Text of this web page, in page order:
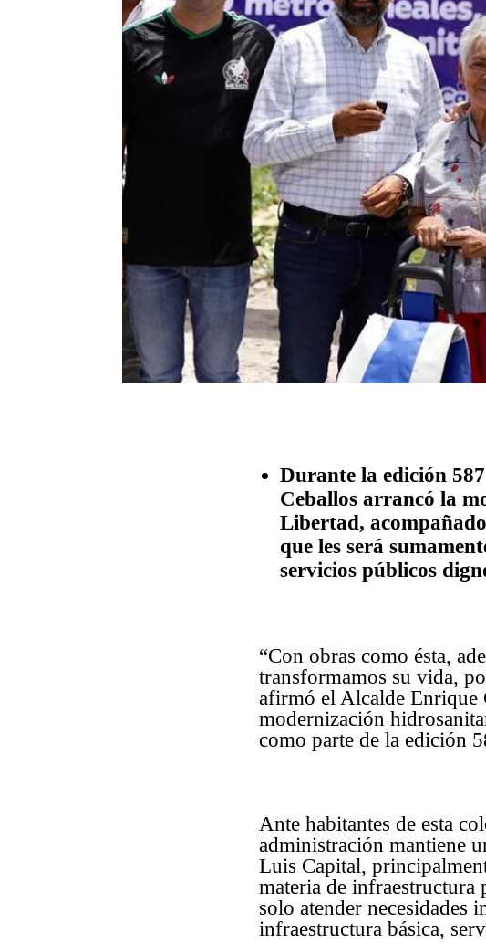
Durante la edición
Ceballos arrancó la
Libertad,
que les será
servicios públicos
“Con obras como ésta,
transformamos su vida,
afirmó el Alcalde Enrique
modernización
como parte de la edición
Ante habitantes de esta
administración mantiene
Luis Capital,
materia de
solo atender necesidades
infraestructura básica,